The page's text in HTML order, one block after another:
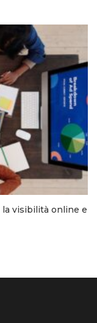
la visibilità online e